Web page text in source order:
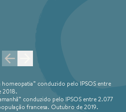
conduzido pelo IPSOS entre
conduzido pelo IPSOS entre 2.077
francesa. Outubro de 2019.